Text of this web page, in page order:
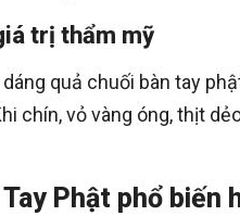
trị thẩm mỹ
quả chuối bàn tay
chín, vỏ vàng óng, thịt
Phật phổ biến